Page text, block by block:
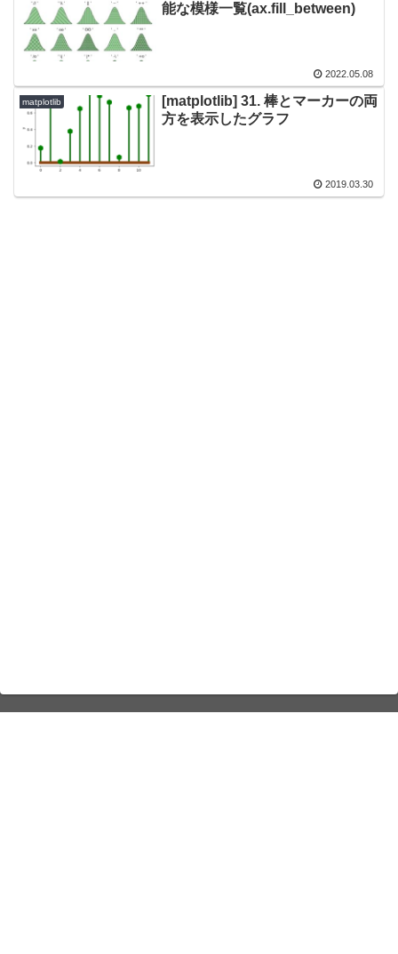
能な模様一覧(ax.fill_between)
2022.05.08
matplotlib
[matplotlib] 31. 棒とマーカーの両
方を表示したグラフ
2019.03.30